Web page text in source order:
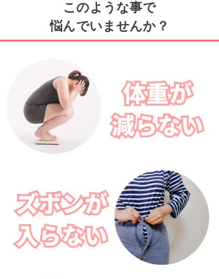
このような事で
悩んでいませんか？